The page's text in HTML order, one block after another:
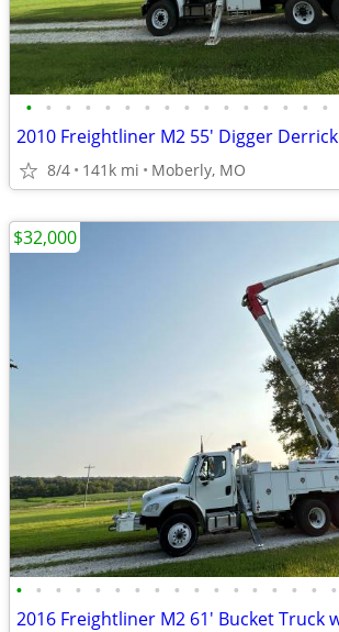
• • • • • • • • • • • • • • • •
2010 Freightliner M2 55' Digger Derrick
8/4 141k mi Moberly, MO
• • • • • • • • • • • • • • • • •
$32,000